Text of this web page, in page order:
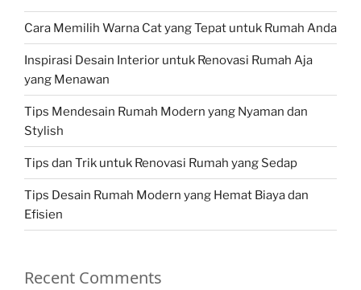
Cara Memilih Warna Cat yang Tepat untuk Rumah Anda
Inspirasi Desain Interior untuk Renovasi Rumah Aja
yang Menawan
Tips Mendesain Rumah Modern yang Nyaman dan
Stylish
Tips dan Trik untuk Renovasi Rumah yang Sedap
Tips Desain Rumah Modern yang Hemat Biaya dan
Efisien
Recent Comments